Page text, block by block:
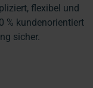
flexibel und
% kundenorientiert
sicher.